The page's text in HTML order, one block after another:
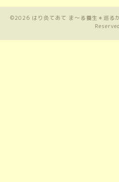
©2026 はり灸てあて ま〜る養生＊巡る